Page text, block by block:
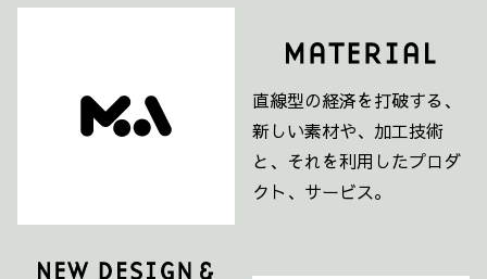
直線型の経済を打破する、
新しい素材や、加工技術
と、それを利用したプロダ
クト、サービス。